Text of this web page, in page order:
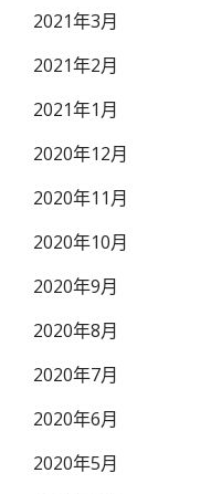
2021年3月
2021年2月
2021年1月
2020年12月
2020年11月
2020年10月
2020年9月
2020年8月
2020年7月
2020年6月
2020年5月